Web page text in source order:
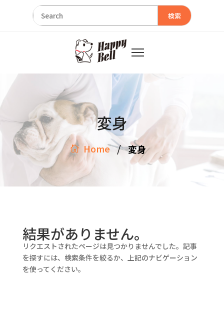
検索
変身
Home / 変身
結果がありません。
リクエストされたページは見つかりませんでした。記事
を探すには、検索条件を絞るか、上記のナビゲーション
を使ってください。